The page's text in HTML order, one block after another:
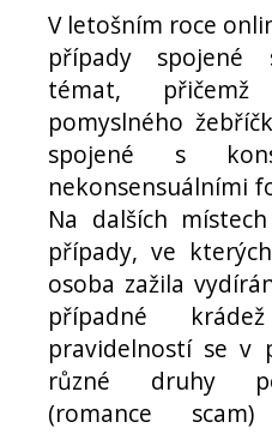
V letošním roce
případy
témat,
pomyslného
spojené s
nekonsensuálními
Na dalších
případy, ve
osoba zažila
případné
pravidelností se v
různé druhy
(romance